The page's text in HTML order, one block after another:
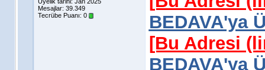
Mesajlar: 39.349
Tecrübe Puanı: 0
BEDAVA'ya
[Bu Adresi
BEDAVA'ya